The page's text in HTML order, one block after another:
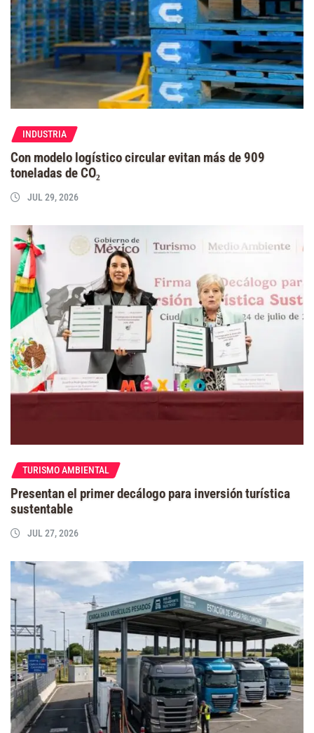
INDUSTRIA
Con modelo logístico circular evitan más de 909
toneladas de CO₂
JUL 29, 2026
TURISMO AMBIENTAL
Presentan el primer decálogo para inversión turística
sustentable
JUL 27, 2026